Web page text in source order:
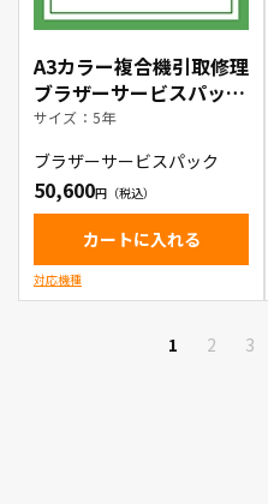
A3カラー複合機引取修理
ブラザーサービスパック
5年
サイズ：5年
ブラザーサービスパック
50,600
カートに入れる
対応機種
1 2 3